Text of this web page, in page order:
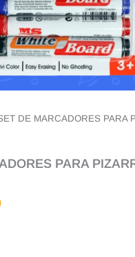
DE MARCADORES PARA
PARA